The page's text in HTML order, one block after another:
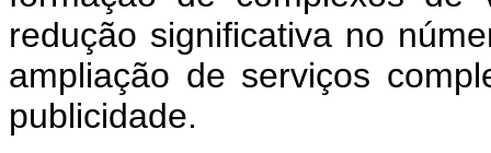
redução significativa no
ampliação de serviços
publicidade.